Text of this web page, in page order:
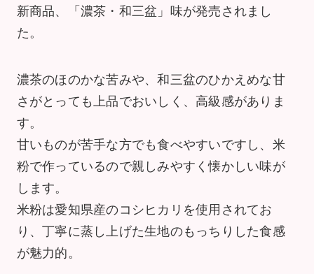
新商品、「濃茶・和三盆」味が発売されまし
た。
濃茶のほのかな苦みや、和三盆のひかえめな甘
さがとっても上品でおいしく、高級感がありま
す。
甘いものが苦手な方でも食べやすいですし、米
粉で作っているので親しみやすく懐かしい味が
します。
米粉は愛知県産のコシヒカリを使用されてお
り、丁寧に蒸し上げた生地のもっちりした食感
が魅力的。